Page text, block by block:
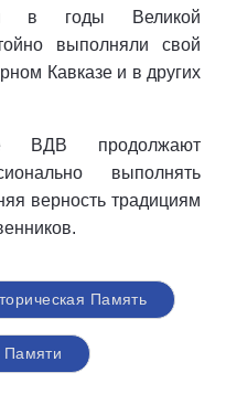
в годы Великой
выполняли свой
Кавказе и в других
ВДВ продолжают
выполнять
верность традициям
Память
Памяти